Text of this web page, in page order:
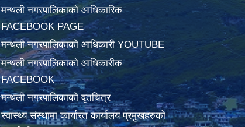
मन्थली नगरपालिकाको आधिकारिक
FACEBOOK PAGE
मन्थली नगरपालिकाको आधिकारी YOUTUBE
मन्थली नगरपालिकाको आधिकारीक
FACEBOOK
मन्थली नगरपालिकाको वृतचित्र
स्वास्थ्य संस्थामा कार्यारत कार्यालय प्रमुखहरुको